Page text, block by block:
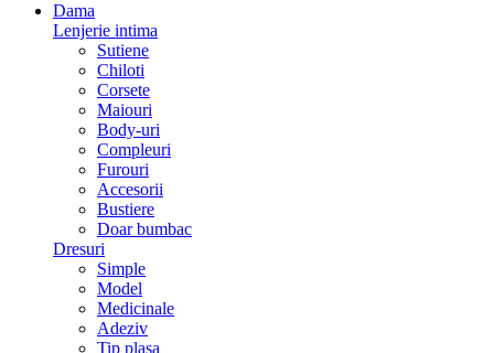
Dama
Lenjerie intima
Sutiene
Chiloti
Corsete
Maiouri
Body-uri
Compleuri
Furouri
Accesorii
Bustiere
Doar bumbac
Dresuri
Simple
Model
Medicinale
Adeziv
Tip plasa